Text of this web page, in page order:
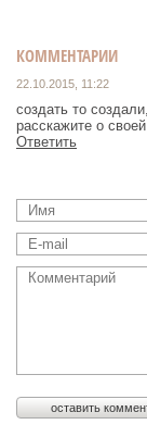
КОММЕНТАРИИ
22.10.2015, 11:22
создать то
расскажите о
Ответить